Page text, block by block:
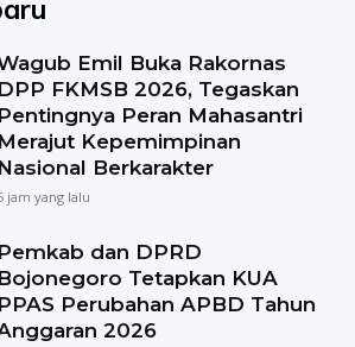
Emil Buka Rakornas
DPP FKMSB 2026, Tegaskan
Pentingnya Peran Mahasantri
Merajut Kepemimpinan
Nasional Berkarakter
jam yang lalu
Pemkab dan DPRD
Bojonegoro Tetapkan KUA
PPAS Perubahan APBD Tahun
2026